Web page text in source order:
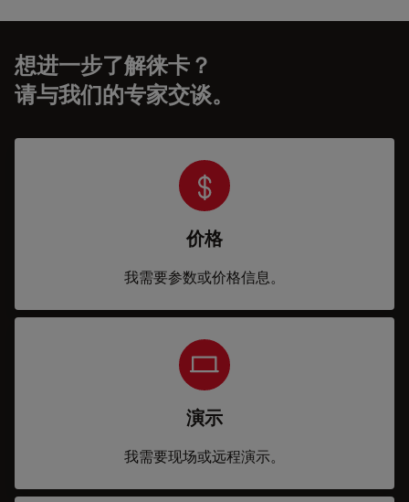
想进一步了解徕卡？
请与我们的专家交谈。
价格
我需要参数或价格信息。
演示
我需要现场或远程演示。